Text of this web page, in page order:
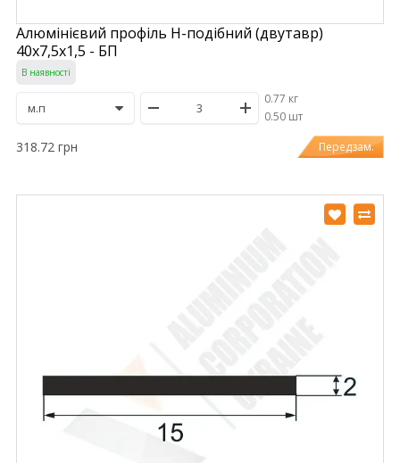
Алюмінієвий профіль H-подібний (двутавр)
40х7,5х1,5 - БП
В наявності
0.77 кг
/0.50 шт
318.72 грн Передзам.